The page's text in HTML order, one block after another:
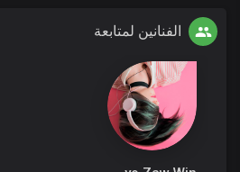
الفنانين لمتابعة